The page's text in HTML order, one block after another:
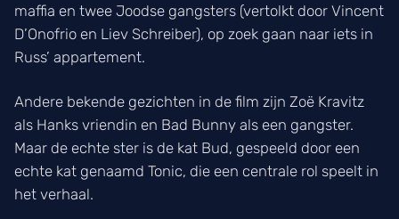
maffia en twee Joodse gangsters (vertolkt door Vincent
D’Onofrio en Liev Schreiber), op zoek gaan naar iets in
Russ’ appartement.
Andere bekende gezichten in de film zijn Zoë Kravitz
als Hanks vriendin en Bad Bunny als een gangster.
Maar de echte ster is de kat Bud, gespeeld door een
echte kat genaamd Tonic, die een centrale rol speelt in
het verhaal.